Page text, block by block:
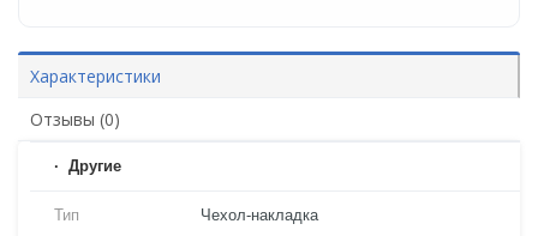
Характеристики
Отзывы (0)
Другие
Тип Чехол-накладка